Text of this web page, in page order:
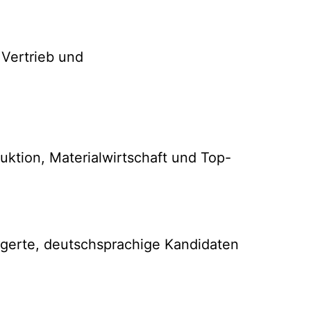
Materialwirtschaft und Top-
deutschsprachige Kandidaten